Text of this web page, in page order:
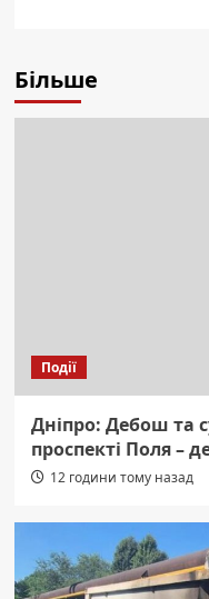
Більше
Події
Дніпро: Дебош та
проспекті Поля –
12 години тому назад